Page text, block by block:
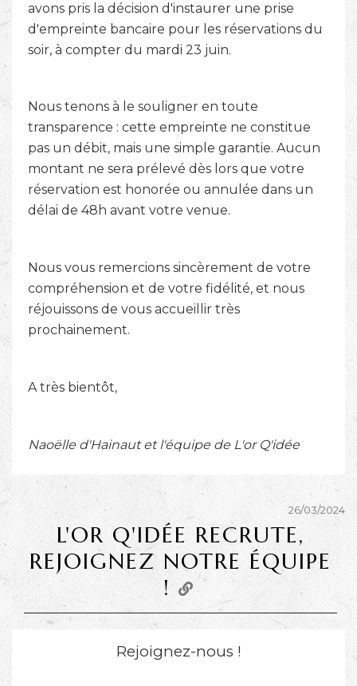
avons pris la décision d'instaurer une prise
d'empreinte bancaire pour les réservations du
soir, à compter du mardi 23 juin.
Nous tenons à le souligner en toute
transparence : cette empreinte ne constitue
pas un débit, mais une simple garantie. Aucun
montant ne sera prélevé dès lors que votre
réservation est honorée ou annulée dans un
délai de 48h avant votre venue.
Nous vous remercions sincèrement de votre
compréhension et de votre fidélité, et nous
réjouissons de vous accueillir très
prochainement.
A très bientôt,
Naoëlle d'Hainaut et l'équipe de L'or Q'idée
26/03/2024
L'OR Q'IDÉE RECRUTE,
REJOIGNEZ NOTRE ÉQUIPE
!
Rejoignez-nous !